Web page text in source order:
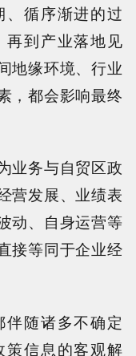
循序渐进的过
到产业落地见
地缘环境、行业
，都会影响最终
业务与自贸区政
营发展、业绩表
动、自身运营等
接等同于企业经
随诸多不确定
信息的客观解